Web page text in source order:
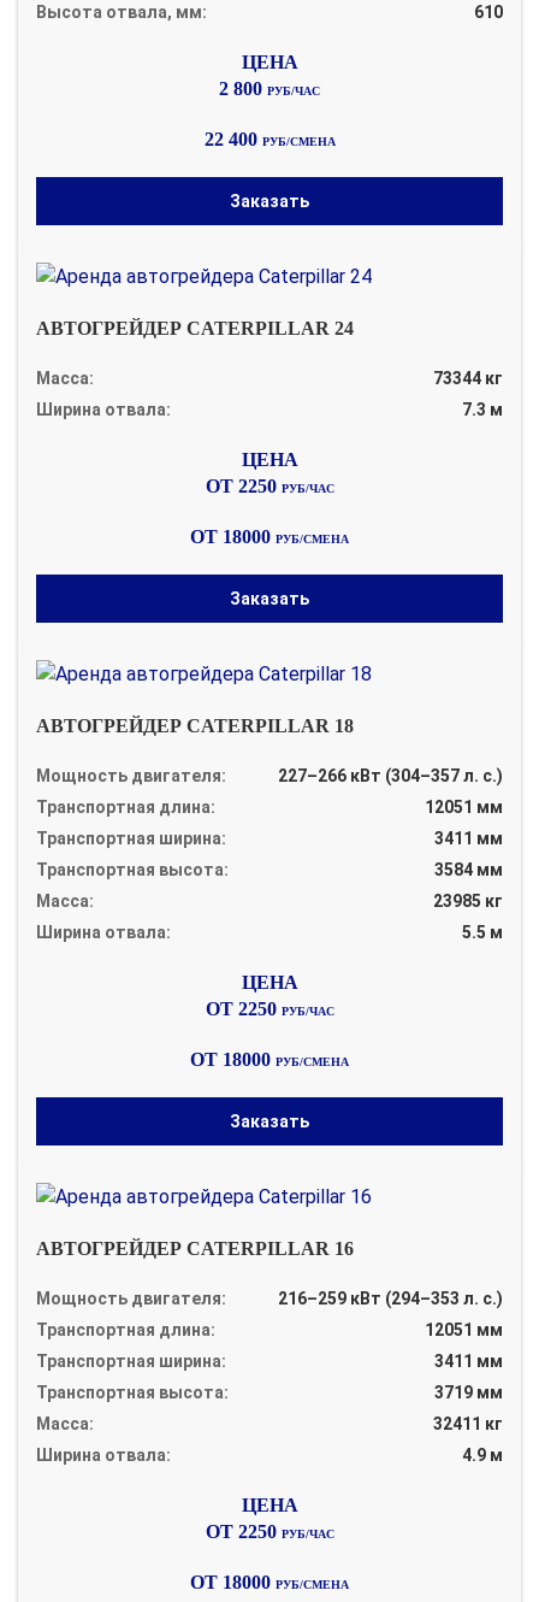
Высота отвала, мм:
610
2 800 РУБ/ЧАС
22 400 РУБ/СМЕНА
Заказать
АВТОГРЕЙДЕР CATERPILLAR 24
Масса:
73344 кг
Ширина отвала:
7.3 м
ОТ 2250 РУБ/ЧАС
ОТ 18000 РУБ/СМЕНА
Заказать
АВТОГРЕЙДЕР CATERPILLAR 18
Мощность двигателя:
227–266 кВт (304–357 л. с.)
Транспортная длина:
12051 мм
Транспортная ширина:
3411 мм
Транспортная высота:
3584 мм
Масса:
23985 кг
Ширина отвала:
5.5 м
ОТ 2250 РУБ/ЧАС
ОТ 18000 РУБ/СМЕНА
Заказать
АВТОГРЕЙДЕР CATERPILLAR 16
Мощность двигателя:
216–259 кВт (294–353 л. с.)
Транспортная длина:
12051 мм
Транспортная ширина:
3411 мм
Транспортная высота:
3719 мм
Масса:
32411 кг
Ширина отвала:
4.9 м
ОТ 2250 РУБ/ЧАС
ОТ 18000 РУБ/СМЕНА